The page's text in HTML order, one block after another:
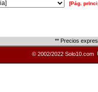
[Pág.
** Precios
© 2002/2022 Solo10.com